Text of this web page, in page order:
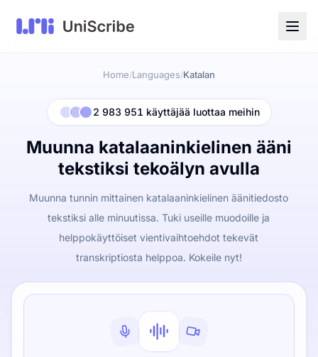
Home/Languages/Katalan
2 983 951 käyttäjää luottaa meihin
Muunna katalaaninkielinen ääni
tekstiksi tekoälyn avulla
Muunna tunnin mittainen katalaaninkielinen äänitiedosto
tekstiksi alle minuutissa. Tuki useille muodoille ja
helppokäyttöiset vientivaihtoehdot tekevät
transkriptiosta helppoa. Kokeile nyt!